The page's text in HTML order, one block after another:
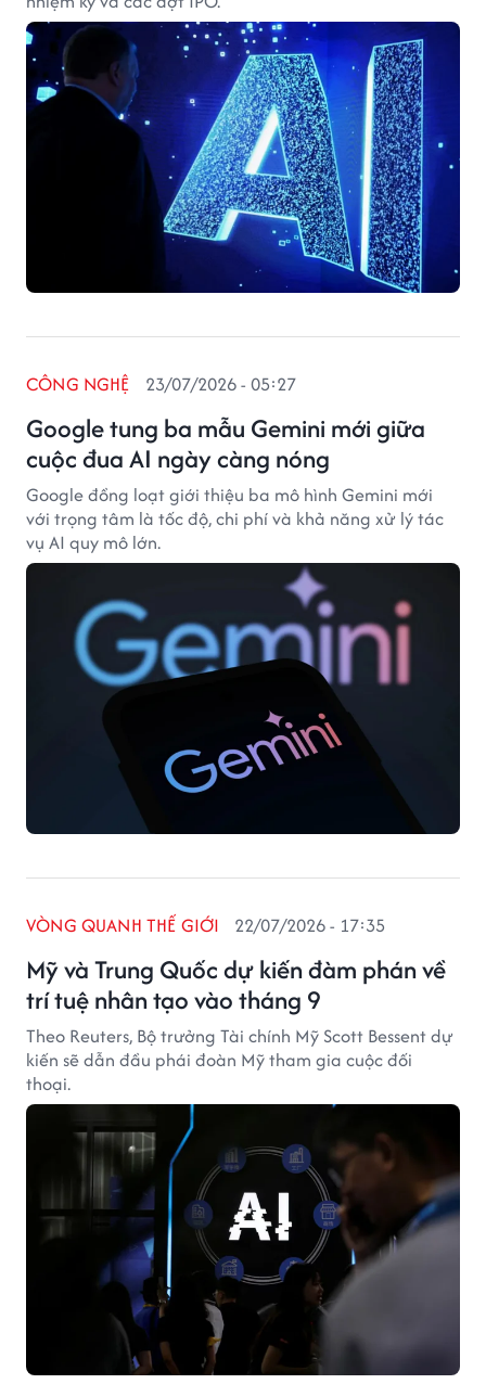
Google tung ba mẫu Gemini mới giữa
cuộc đua AI ngày càng nóng
CÔNG NGHỆ 23/07/2026 - 05:27
Google đồng loạt giới thiệu ba mô hình Gemini mới
với trọng tâm là tốc độ, chi phí và khả năng xử lý tác
vụ AI quy mô lớn.
Mỹ và Trung Quốc dự kiến đàm phán về
trí tuệ nhân tạo vào tháng 9
VÒNG QUANH THẾ GIỚI 22/07/2026 - 17:35
Theo Reuters, Bộ trưởng Tài chính Mỹ Scott Bessent dự
kiến sẽ dẫn đầu phái đoàn Mỹ tham gia cuộc đối
thoại.